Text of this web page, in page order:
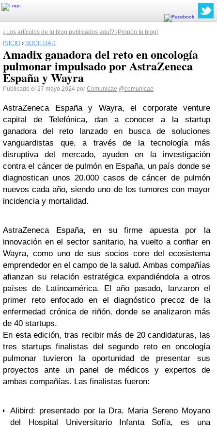
¿Los artículos de tu blog publicados aquí? ¡Propón tu blog!
INICIO › SOCIEDAD
Amadix ganadora del reto en oncología
pulmonar impulsado por AstraZeneca
España y Wayra
Publicado el 27 mayo 2024 por Comunicae @comunicae
AstraZeneca España y Wayra, el corporate venture
capital de Telefónica, dan a conocer a la startup
ganadora del reto lanzado en busca de soluciones
vanguardistas que, a través de la tecnología más
disruptiva del mercado, ayuden en la investigación
contra el cáncer de pulmón en España, un país donde se
diagnostican unos 20.000 casos de cáncer de pulmón
nuevos cada año, siendo uno de los tumores con mayor
incidencia y mortalidad.
AstraZeneca España, en su firme apuesta por la
innovación en el sector sanitario, ha vuelto a confiar en
Wayra, como uno de sus socios core del ecosistema
emprendedor en el campo de la salud. Ambas compañías
afianzan su relación estratégica expandiéndola a otros
países de Latinoamérica. El año pasado, lanzaron el
primer reto enfocado en el diagnóstico precoz de la
enfermedad crónica de riñón, donde se analizaron más
de 40 startups.
En esta edición, tras recibir más de 20 candidaturas, las
tres startups finalistas del segundo reto en oncología
pulmonar tuvieron la oportunidad de presentar sus
proyectos ante un panel de médicos y expertos de
ambas compañías. Las finalistas fueron:
Alibird: presentado por la Dra. Maria Sereno Moyano
del Hospital Universitario Infanta Sofía, es una